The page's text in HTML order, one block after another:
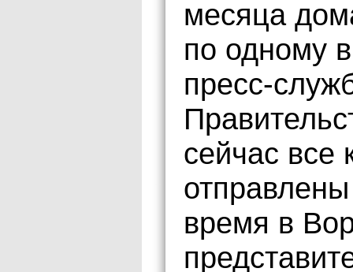
месяца
по одному
пресс-
сейчас все
время в